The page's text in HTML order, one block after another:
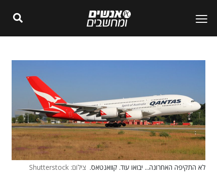
לא התקיפה האחרונה... יבואו עוד. קוואנטאס. צילום: Shutterstock